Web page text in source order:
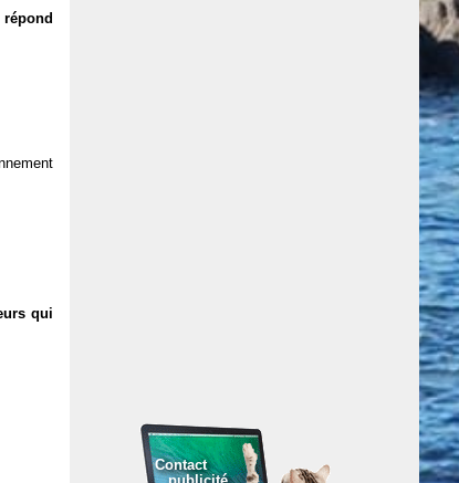
qui
Contact